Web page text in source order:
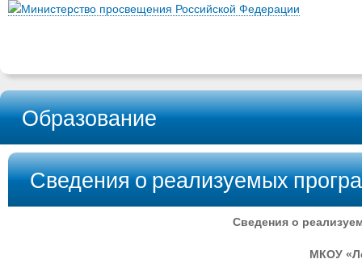
Министерство просвещения Российской Федерации
Образование
Сведения о реализуемых
Сведения о
МКОУ